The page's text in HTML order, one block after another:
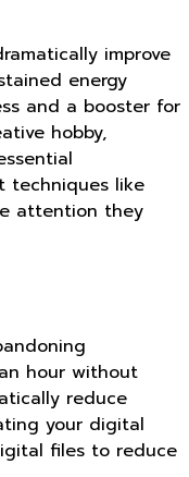
improve
energy
and a booster for
hobby,
techniques like
attention they
hour without
reduce
your digital
files to reduce